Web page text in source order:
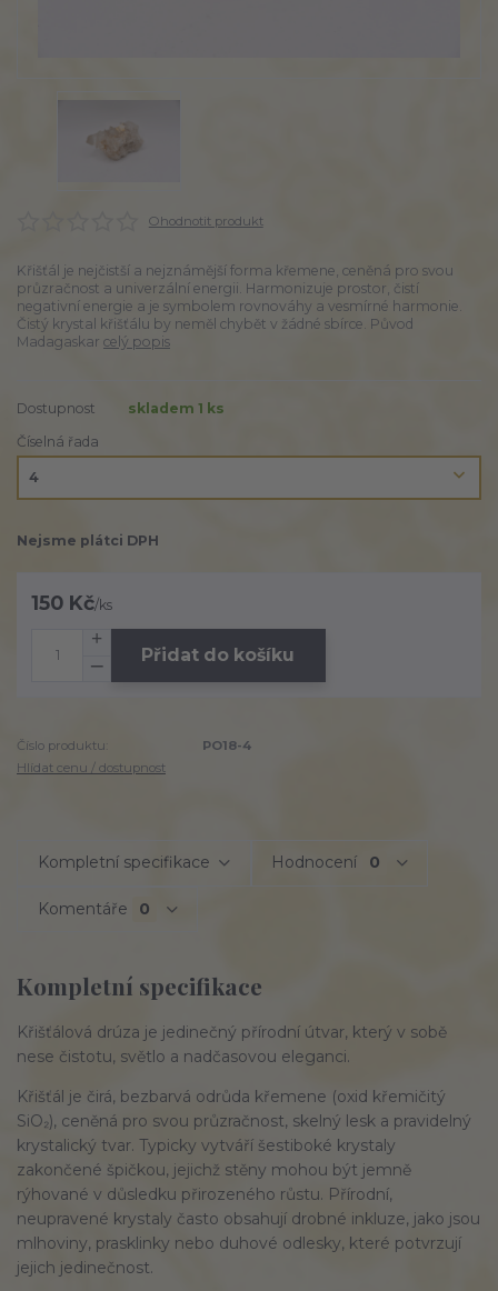
Ohodnotit produkt
Křišťál je nejčistší a nejznámější forma křemene, ceněná pro svou
průzračnost a univerzální energii. Harmonizuje prostor, čistí
negativní energie a je symbolem rovnováhy a vesmírné harmonie.
Čistý krystal křišťálu by neměl chybět v žádné sbírce. Původ
Madagaskar celý popis
Dostupnost
skladem 1 ks
Číselná řada
Nejsme plátci DPH
150 Kč/ks
Přidat do košíku
Číslo produktu:
PO18-4
Hlídat cenu / dostupnost
Kompletní specifikace Hodnocení 0
Komentáře 0
Kompletní specifikace
Křišťálová drúza je jedinečný přírodní útvar, který v sobě
nese čistotu, světlo a nadčasovou eleganci.
Křišťál je čirá, bezbarvá odrůda křemene (oxid křemičitý
SiO₂), ceněná pro svou průzračnost, skelný lesk a pravidelný
krystalický tvar. Typicky vytváří šestiboké krystaly
zakončené špičkou, jejichž stěny mohou být jemně
rýhované v důsledku přirozeného růstu. Přírodní,
neupravené krystaly často obsahují drobné inkluze, jako jsou
mlhoviny, prasklinky nebo duhové odlesky, které potvrzují
jejich jedinečnost.